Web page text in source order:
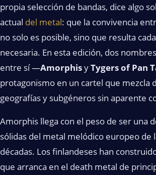
propia selección de bandas, dice algo
actual del metal: que la convivencia
no solo es posible, sino que resulta
necesaria. En esta edición, dos
entre sí —AmorphisyTygers of Pan
protagonismo en un cartel que mezcla
geografías y subgéneros sin aparente
Amorphis llega con el peso de ser una
sólidas del metal melódico europeo de
décadas. Los finlandeses han
que arranca en el death metal de